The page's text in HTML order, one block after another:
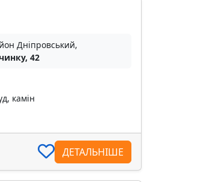
Дніпровський,
42
камін
ДЕТАЛЬНІШЕ